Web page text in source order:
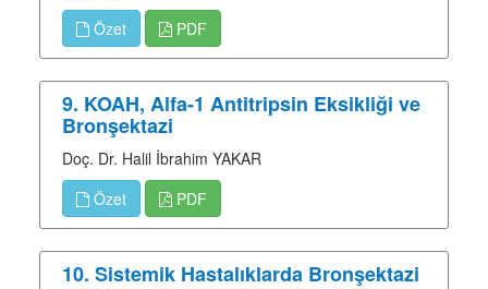
Özet
PDF
9. KOAH, Alfa-1 Antitripsin Eksikliği ve
Bronşektazi
Doç. Dr. Halil İbrahim YAKAR
Özet
PDF
10. Sistemik Hastalıklarda Bronşektazi